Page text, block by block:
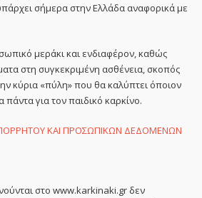
σήμερα στην Ελλάδα αναφορικά με
μεράκι και ενδιαφέρον, καθώς
στη συγκεκριμένη ασθένεια, σκοπός
κύρια «πύλη» που θα καλύπτει όποιον
πάντα για τον παιδικό καρκίνο.
ΚΑΙ ΠΡΟΣΩΠΙΚΩΝ ΔΕΔΟΜΕΝΩΝ
στο www.karkinaki.gr δεν